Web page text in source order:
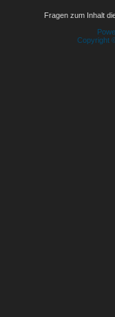
Fragen zum Inhalt
Copyright